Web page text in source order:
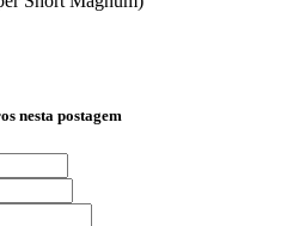
nesta postagem